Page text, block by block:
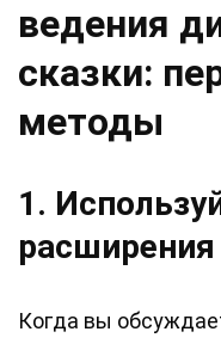
ведения
сказки:
методы
1.
Когда вы